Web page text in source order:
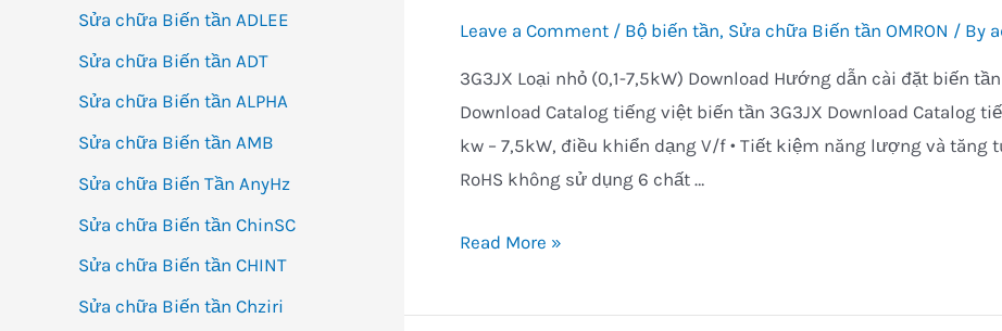
Sửa chữa Biến tần ADLEE
Sửa chữa Biến tần ADT
Sửa chữa Biến tần ALPHA
Sửa chữa Biến tần AMB
Sửa chữa Biến Tần AnyHz
Sửa chữa Biến tần ChinSC
Sửa chữa Biến tần CHINT
Sửa chữa Biến tần Chziri
Leave a Comment / Bộ biến tần, Sửa chữa Biến tần OMRON / By
3G3JX Loại nhỏ (0,1-7,5kW) Download Hướng dẫn cài đặt biến
Download Catalog tiếng việt biến tần 3G3JX Download Catalog
kw – 7,5kW, điều khiển dạng V/f • Tiết kiệm năng lượng và tăng
RoHS không sử dụng 6 chất …
Biến
Read More »